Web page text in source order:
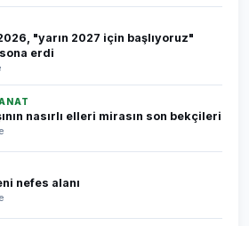
"yarın 2027 için başlıyoruz"
erdi
nasırlı elleri mirasın son bekçileri
nefes alanı